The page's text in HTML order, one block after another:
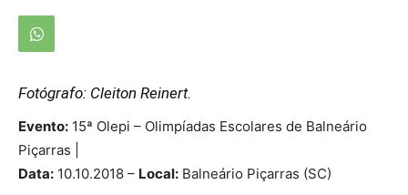
Fotógrafo: Cleiton Reinert.
Evento: 15ª Olepi – Olimpíadas Escolares de Balneário
Piçarras |
Data: 10.10.2018 – Local: Balneário Piçarras (SC)